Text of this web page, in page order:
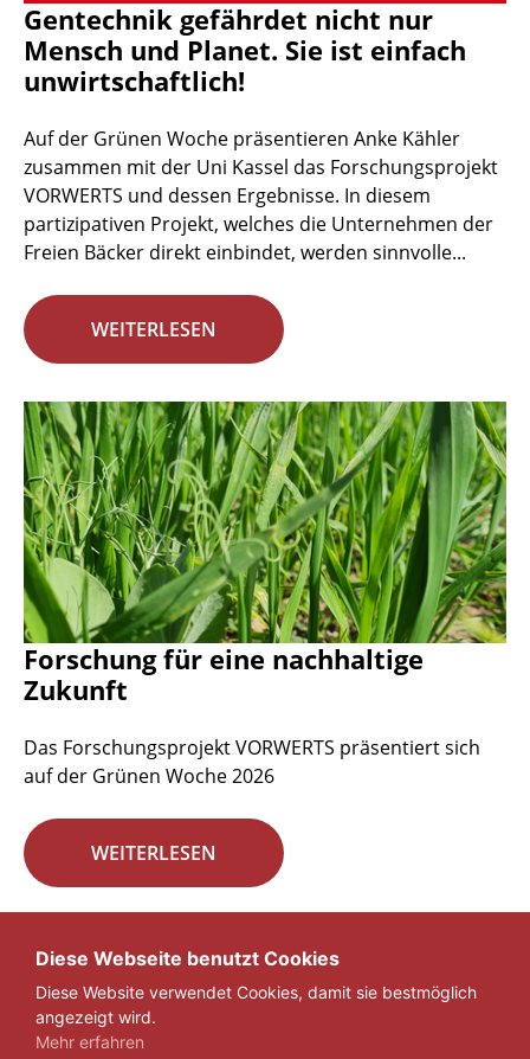
Gentechnik gefährdet nicht nur
Mensch und Planet. Sie ist einfach
unwirtschaftlich!
Auf der Grünen Woche präsentieren Anke Kähler
zusammen mit der Uni Kassel das Forschungsprojekt
VORWERTS und dessen Ergebnisse. In diesem
partizipativen Projekt, welches die Unternehmen der
Freien Bäcker direkt einbindet, werden sinnvolle...
WEITERLESEN
Forschung für eine nachhaltige
Zukunft
Das Forschungsprojekt VORWERTS präsentiert sich
auf der Grünen Woche 2026
WEITERLESEN
1 2 3 ... 29 »
Diese Webseite benutzt Cookies
Diese Website verwendet Cookies, damit sie bestmöglich
angezeigt wird.
Mehr erfahren